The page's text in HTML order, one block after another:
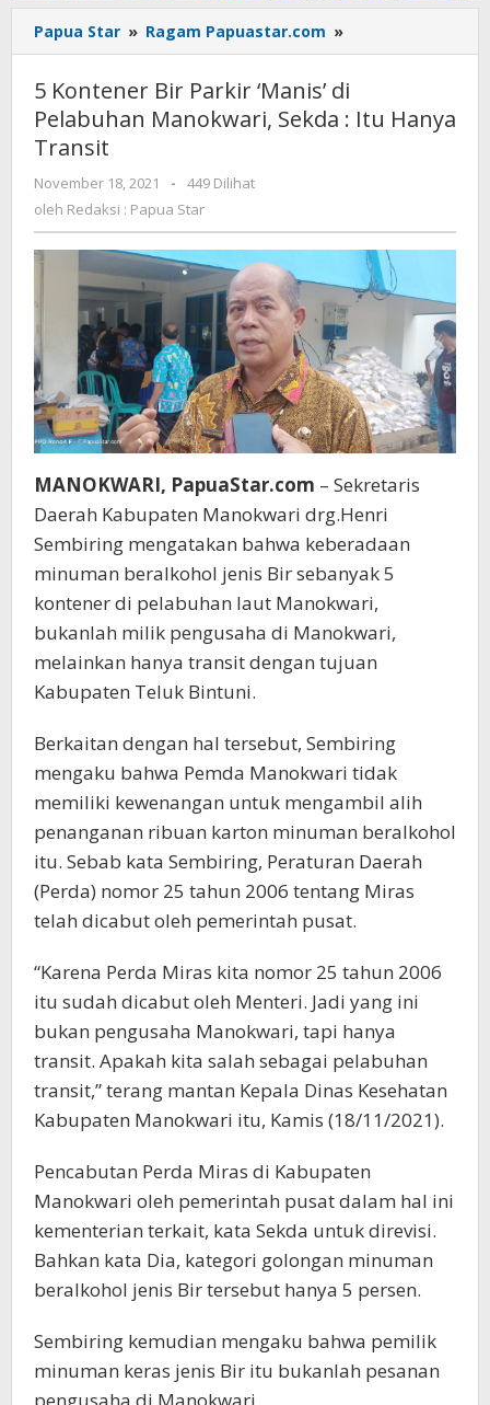
Papua Star » Ragam Papuastar.com »
Kontener
Parkir
'Manis'
:
Itu
Hanya
Transit
5 Kontener Bir Parkir ‘Manis’ di
Pelabuhan Manokwari, Sekda : Itu Hanya
Transit
November 18, 2021
oleh
Redaksi
Star
-
449 Dilihat
oleh Redaksi : Papua Star
MANOKWARI, PapuaStar.com – Sekretaris
Daerah Kabupaten Manokwari drg.Henri
Sembiring mengatakan bahwa keberadaan
minuman beralkohol jenis Bir sebanyak 5
kontener di pelabuhan laut Manokwari,
bukanlah milik pengusaha di Manokwari,
melainkan hanya transit dengan tujuan
Kabupaten Teluk Bintuni.
Berkaitan dengan hal tersebut, Sembiring
mengaku bahwa Pemda Manokwari tidak
memiliki kewenangan untuk mengambil alih
penanganan ribuan karton minuman beralkohol
itu. Sebab kata Sembiring, Peraturan Daerah
(Perda) nomor 25 tahun 2006 tentang Miras
telah dicabut oleh pemerintah pusat.
“Karena Perda Miras kita nomor 25 tahun 2006
itu sudah dicabut oleh Menteri. Jadi yang ini
bukan pengusaha Manokwari, tapi hanya
transit. Apakah kita salah sebagai pelabuhan
transit,” terang mantan Kepala Dinas Kesehatan
Kabupaten Manokwari itu, Kamis (18/11/2021).
Pencabutan Perda Miras di Kabupaten
Manokwari oleh pemerintah pusat dalam hal ini
kementerian terkait, kata Sekda untuk direvisi.
Bahkan kata Dia, kategori golongan minuman
beralkohol jenis Bir tersebut hanya 5 persen.
Sembiring kemudian mengaku bahwa pemilik
minuman keras jenis Bir itu bukanlah pesanan
pengusaha di Manokwari.